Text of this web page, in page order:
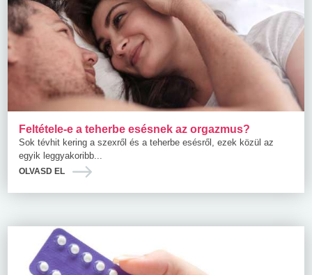
Feltétele-e a teherbe esésnek az orgazmus?
Sok tévhit kering a szexről és a teherbe esésről, ezek közül az
egyik leggyakoribb...
OLVASD EL